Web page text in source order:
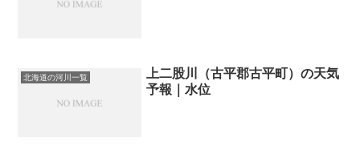
北海道の河川一覧
上二股川（古平郡古平町）の天気
予報｜水位